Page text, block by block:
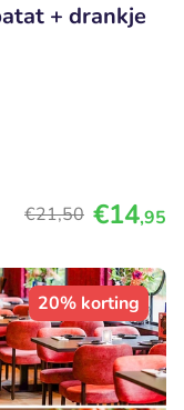
+ drankje
€21,50 €14,95
20% korting